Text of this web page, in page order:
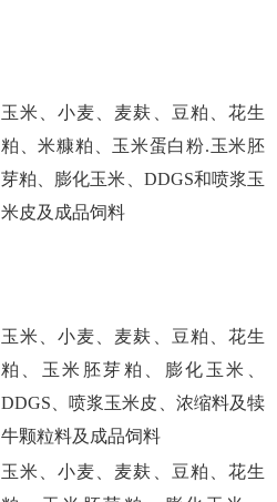
玉米、小麦、麦麸、豆粕、花生
粕、米糠粕、玉米蛋白粉.玉米胚
芽粕、膨化玉米、DDGS和喷浆玉
米皮及成品饲料
玉米、小麦、麦麸、豆粕、花生
粕、玉米胚芽粕、膨化玉米、
DDGS、喷浆玉米皮、浓缩料及犊
牛颗粒料及成品饲料
玉米、小麦、麦麸、豆粕、花生